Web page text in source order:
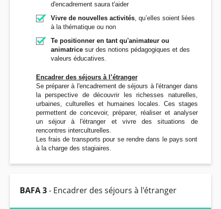
d'encadrement saura t'aider
Vivre de nouvelles activités, qu’elles soient liées
à la thématique ou non
Te positionner en tant qu'animateur ou
animatricesur des notions pédagogiques et des
valeurs éducatives.
Encadrer des séjours à l’étranger
Se préparer à l'encadrement de séjours à l'étranger dans
la perspective de découvrir les richesses naturelles,
urbaines, culturelles et humaines locales. Ces stages
permettent de concevoir, préparer, réaliser et analyser
un séjour à l'étranger et vivre des situations de
rencontres interculturelles.
Les frais de transports pour se rendre dans le pays sont
à la charge des stagiaires.
BAFA 3- Encadrer des séjours à l'étranger